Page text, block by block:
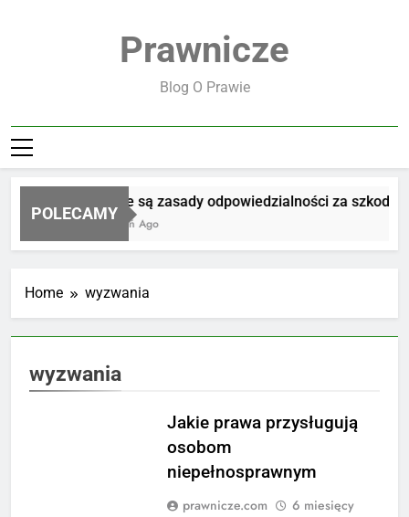
Prawnicze
Blog O Prawie
POLECAMY
Jakie są zasady odpowiedzialności za szkodę
1 Dzień Ago
Home wyzwania
wyzwania
Jakie prawa przysługują
osobom
niepełnosprawnym
prawnicze.com
6 miesięcy